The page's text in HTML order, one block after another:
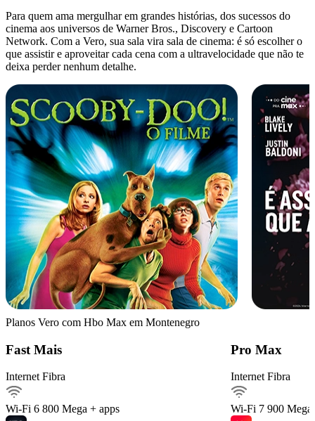
Para quem ama mergulhar em grandes histórias, dos sucessos do
cinema aos universos de Warner Bros., Discovery e Cartoon
Network. Com a Vero, sua sala vira sala de cinema: é só escolher o
que assistir e aproveitar cada cena com a ultravelocidade que não te
deixa perder nenhum detalhe.
Planos Vero com Hbo Max em Montenegro
Fast Mais
Internet Fibra
Wi-Fi 6 800 Mega + apps
Pro Max
Internet Fibra
Wi-Fi 7 900 Mega